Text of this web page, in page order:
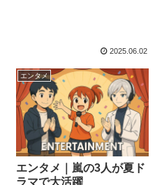
2025.06.02
エンタメ
エンタメ｜嵐の3人が夏ド
ラマで大活躍